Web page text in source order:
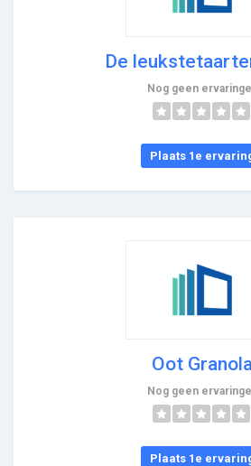
De
Nog geen
Plaats 1e
Oot
Nog geen
Plaats 1e